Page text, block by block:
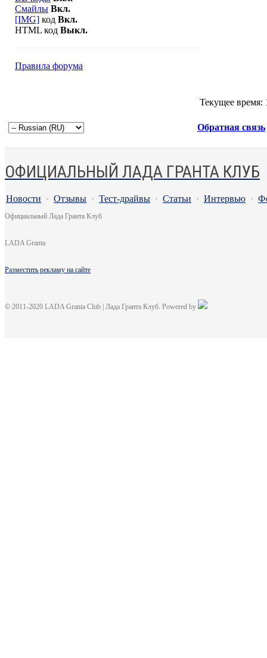
Смайлы Вкл.
[IMG] код Вкл.
HTML код Выкл.
Правила форума
Текущее время:
Обратная связь
ОФИЦИАЛЬНЫЙ ЛАДА ГРАНТА КЛУБ
Новости · Отзывы · Тест-драйвы · Статьи · Интервью ·
Официальный Лада Гранта Клуб
LADA Granta
Разместить рекламу на сайте
© 2011-2020 LADA Granta Club | Лада Гранта Клуб. Powered by